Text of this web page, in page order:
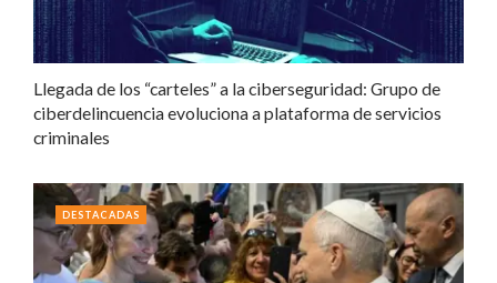
Llegada de los “carteles” a la ciberseguridad: Grupo de
ciberdelincuencia evoluciona a plataforma de servicios
criminales
DESTACADAS